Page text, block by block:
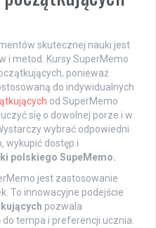
skutecznej nauki jest
i metod. Kursy SuperMemo
ponieważ
do indywidualnych
od SuperMemo
się o dowolnej porze i w
wybrać odpowiedni
wykupić dostęp i
polskiego SupeMemo.
jest zastosowanie
To innowacyjne podejście
pozwala
tempa i preferencji ucznia.